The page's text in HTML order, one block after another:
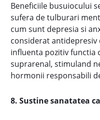
Beneficiile busuiocului
sufera de tulburari
cum sunt depresia si
considerat
influenta pozitiv functia
suprarenal, stimuland
hormonii responsabili
8. Sustine sanatatea